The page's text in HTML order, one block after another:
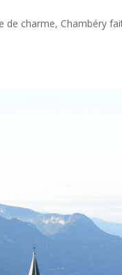
de charme, Chambéry